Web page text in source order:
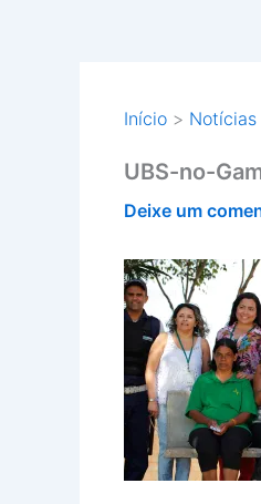
Início Notícias
UBS-no-
Deixe um